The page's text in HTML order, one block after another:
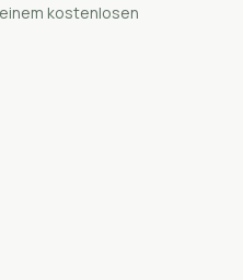
kostenlosen